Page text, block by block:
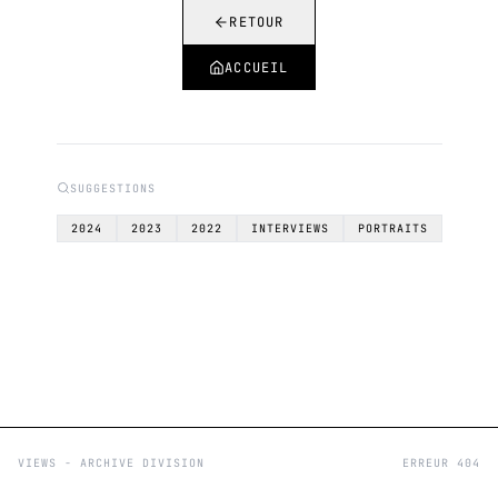
RETOUR
ACCUEIL
SUGGESTIONS
2024 2023 2022 INTERVIEWS PORTRAITS
VIEWS - ARCHIVE DIVISION ERREUR 404